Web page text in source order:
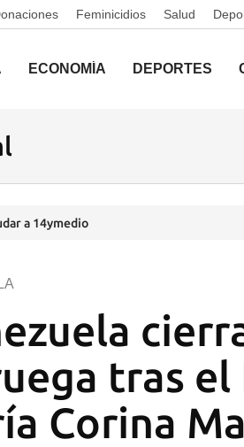
Feminicidios Salud
ECONOMÍA DEPORTES
a 14ymedio
tras el
Corina